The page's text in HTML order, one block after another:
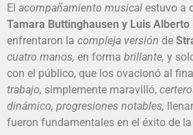
El acompañamiento musical estuvo a
Tamara Buttinghausen y Luis
enfrentaron la compleja versión de
cuatro manos, en forma brillante, y
con el público, que los ovacionó al
trabajo, simplemente maravilló,
dinámico, progresiones notables,
fueron fundamentales en el éxito de